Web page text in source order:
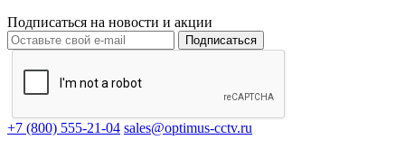
Подписаться на новости и акции
Подписаться
+7 (800) 555-21-04 sales@optimus-cctv.ru